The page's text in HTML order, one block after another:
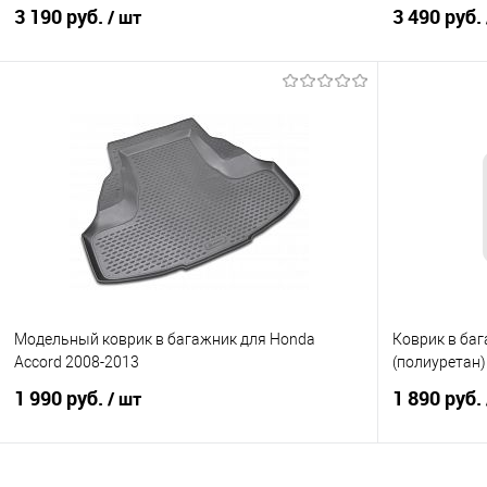
3 190 руб. / шт
Купить в 1 клик
Сравнение
В избранное
Под заказ
3 490 руб.
Модельный коврик в багажник для Honda
Accord 2008-2013
1 990 руб. / шт
Коврик в
(полиуретан)
1 890 руб.